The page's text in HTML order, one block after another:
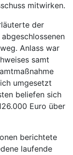
mitwirken.
der
Anlass war
samt
umgesetzt
beliefen sich
Euro über
berichtete
laufende